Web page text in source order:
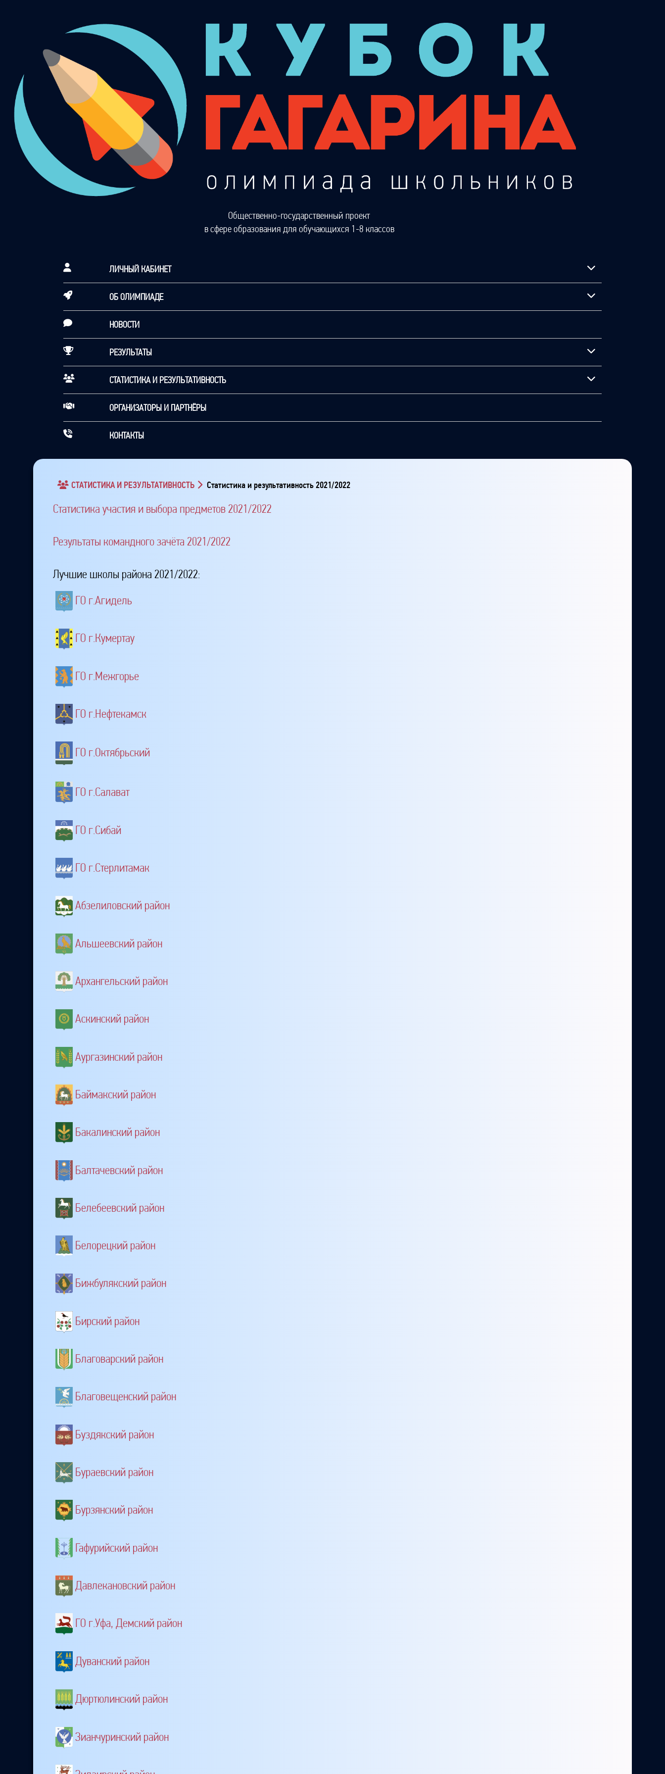
Общественно-государственный проект
в сфере образования для обучающихся 1-8 классов
ЛИЧНЫЙ КАБИНЕТ
ОБ ОЛИМПИАДЕ
НОВОСТИ
РЕЗУЛЬТАТЫ
СТАТИСТИКА И РЕЗУЛЬТАТИВНОСТЬ
ОРГАНИЗАТОРЫ И ПАРТНЁРЫ
КОНТАКТЫ
СТАТИСТИКА И РЕЗУЛЬТАТИВНОСТЬ Статистика и результативность 2021/2022
Статистика участия и выбора предметов 2021/2022
Результаты командного зачёта 2021/2022
Лучшие школы района 2021/2022:
ГО г.Агидель
ГО г.Кумертау
ГО г.Межгорье
ГО г.Нефтекамск
ГО г.Октябрьский
ГО г.Салават
ГО г.Сибай
ГО г.Стерлитамак
Абзелиловский район
Альшеевский район
Архангельский район
Аскинский район
Аургазинский район
Баймакский район
Бакалинский район
Балтачевский район
Белебеевский район
Белорецкий район
Бижбулякский район
Бирский район
Благоварский район
Благовещенский район
Буздякский район
Бураевский район
Бурзянский район
Гафурийский район
Давлекановский район
ГО г.Уфа, Демский район
Дуванский район
Дюртюлинский район
Зианчуринский район